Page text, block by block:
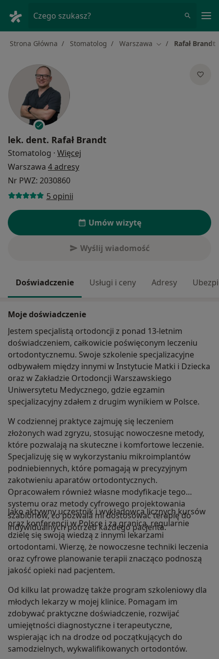
Czego szukasz?
Strona Główna Stomatolog Warszawa Zmień miasto
Rafał Brandt
lek. dent. Rafał Brandt
Stomatolog · Więcej
Warszawa 4 adresy
Nr PWZ: 2030860
5 opinii
Umów wizytę
Wyślij wiadomość
Doświadczenie Usługi i ceny Adresy
Moje doświadczenie
Jestem specjalistą ortodoncji z ponad 13-letnim
doświadczeniem, całkowicie poświęconym leczeniu
ortodontycznemu. Swoje szkolenie specjalizacyjne
odbywałem między innymi w Instytucie Matki i Dziecka
oraz w Zakładzie Ortodoncji Warszawskiego
Uniwersytetu Medycznego, gdzie egzamin
specjalizacyjny zdałem z drugim wynikiem w Polsce.
W codziennej praktyce zajmuję się leczeniem
złożonych wad zgryzu, stosując nowoczesne metody,
które pozwalają na skuteczne i komfortowe leczenie.
Specjalizuję się w wykorzystaniu mikroimplantów
podniebiennych, które pomagają w precyzyjnym
zakotwieniu aparatów ortodontycznych.
Opracowałem również własne modyfikacje tego
systemu oraz metody cyfrowego projektowania
szablonów, co pozwala mi dostosować terapię do
indywidualnych potrzeb każdego pacjenta.
Jako aktywny uczestnik i wykładowca licznych kursów
oraz konferencji w Polsce i za granicą, regularnie
dzielę się swoją wiedzą z innymi lekarzami
ortodontami. Wierzę, że nowoczesne techniki leczenia
oraz cyfrowe planowanie terapii znacząco podnoszą
jakość opieki nad pacjentem.
Od kilku lat prowadzę także program szkoleniowy dla
młodych lekarzy w mojej klinice. Pomagam im
zdobywać praktyczne doświadczenie, rozwijać
umiejętności diagnostyczne i terapeutyczne,
wspierając ich na drodze od początkujących do
samodzielnych, wykwalifikowanych ortodontów.